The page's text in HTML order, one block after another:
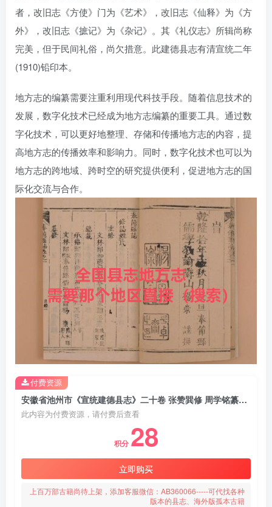
者，改旧志《方使》门为《艺术》，改旧志《仙释》为《方
外》，改旧志《摭记》为《杂记》。其《礼仪志》所辑尚称
完美，但于民间礼俗，尚欠措意。此建德县志有清宣统二年
(1910)铅印本。
地方志的编纂需要注重利用现代科技手段。随着信息技术的
发展，数字化技术已经成为地方志编纂的重要工具。通过数
字化技术，可以更好地整理、存储和传播地方志的内容，提
高地方志的传播效率和影响力。同时，数字化技术也可以为
地方志的跨地域、跨时空的研究提供便利，促进地方志的国
际化交流与合作。
安徽省池州市《宣统建德县志》二十卷 张赞巽修 周学铭纂PDF电子版地方志下载
此内容为付费资源，请付费后查看
积分 28
立即购买
上百万部古籍尚待上架，添加客服微信：AB360066-----可代找各种
版本的县志、海外版孤本古籍
付费资源